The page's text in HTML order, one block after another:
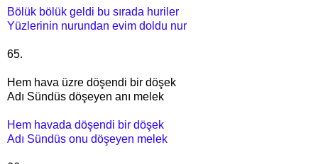
Bölük bölük geldi bu sırada huriler
Yüzlerinin nurundan evim doldu nur
65.
Hem hava üzre döşendi bir döşek
Adı Sündüs döşeyen anı melek
Hem havada döşendi bir döşek
Adı Sündüs onu döşeyen melek